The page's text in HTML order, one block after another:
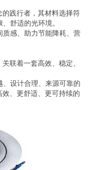
践行者，其材料选择符
舒适的光环境。
质感、助力节能降耗、营
联着一套高效、稳定、
设计合理、来源可靠的
、更舒适、更可持续的